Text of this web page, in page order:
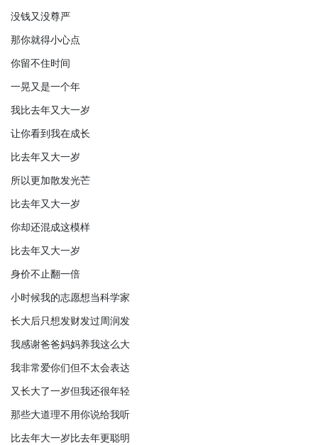
没钱又没尊严
那你就得小心点
你留不住时间
一晃又是一个年
我比去年又大一岁
让你看到我在成长
比去年又大一岁
所以更加散发光芒
比去年又大一岁
你却还混成这模样
比去年又大一岁
身价不止翻一倍
小时候我的志愿想当科学家
长大后只想发财发过周润发
我感谢爸爸妈妈养我这么大
我非常爱你们但不太会表达
又长大了一岁但我还很年轻
那些大道理不用你说给我听
比去年大一岁比去年更聪明